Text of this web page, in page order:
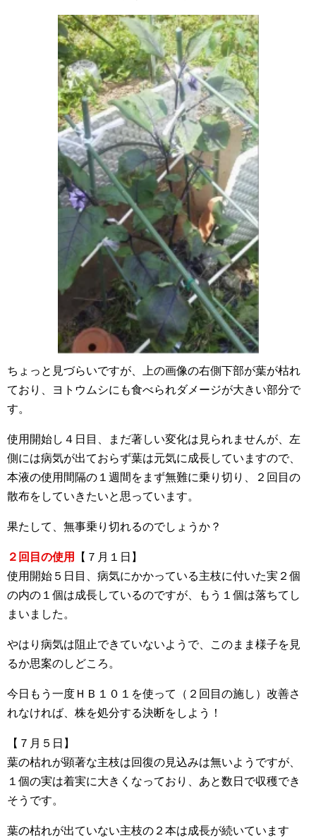
ちょっと見づらいですが、上の画像の右側下部が葉が枯れ
ており、ヨトウムシにも食べられダメージが大きい部分で
す。
使用開始し４日目、まだ著しい変化は見られませんが、左
側には病気が出ておらず葉は元気に成長していますので、
本液の使用間隔の１週間をまず無難に乗り切り、２回目の
散布をしていきたいと思っています。
果たして、無事乗り切れるのでしょうか？
２回目の使用
【７月１日】
使用開始５日目、病気にかかっている主枝に付いた実２個
の内の１個は成長しているのですが、もう１個は落ちてし
まいました。
やはり病気は阻止できていないようで、このまま様子を見
るか思案のしどころ。
今日もう一度ＨＢ１０１を使って（２回目の施し）改善さ
れなければ、株を処分する決断をしよう！
【７月５日】
葉の枯れが顕著な主枝は回復の見込みは無いようですが、
１個の実は着実に大きくなっており、あと数日で収穫でき
そうです。
葉の枯れが出ていない主枝の２本は成長が続いています